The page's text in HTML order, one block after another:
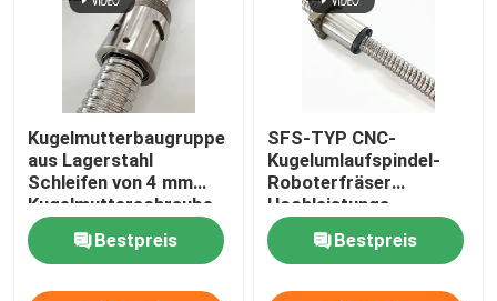
Kugelmutterbaugruppe
aus Lagerstahl
Schleifen von 4 mm
Kugelmutterschraube
Bestpreis
SFS-TYP CNC-
Kugelumlaufspindel-
Roboterfräser
Hochleistungs-
Leitspindel 3000 mm
Bestpreis